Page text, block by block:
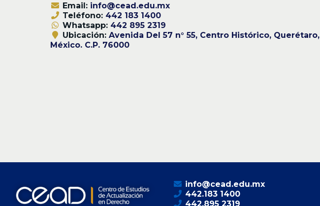
Email: info@cead.edu.mx
Teléfono: 442 183 1400
Whatsapp: 442 895 2319
Ubicación: Avenida Del 57 n° 55, Centro Histórico, Querétaro,
México. C.P. 76000
info@cead.edu.mx
442.183 1400
442.895 2319